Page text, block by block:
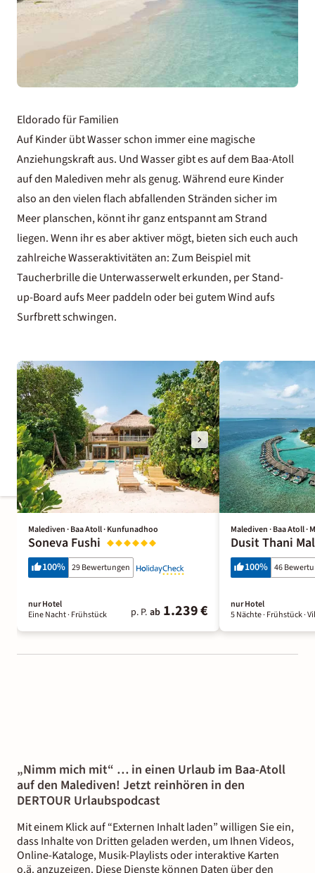
Eldorado für Familien
Auf Kinder übt Wasser schon immer eine magische
Anziehungskraft aus. Und Wasser gibt es auf dem Baa-Atoll
auf den Malediven mehr als genug. Während eure Kinder
also an den vielen flach abfallenden Stränden sicher im
Meer planschen, könnt ihr ganz entspannt am Strand
liegen. Wenn ihr es aber aktiver mögt, bieten sich euch auch
zahlreiche Wasseraktivitäten an: Zum Beispiel mit
Taucherbrille die Unterwasserwelt erkunden, per Stand-
up-Board aufs Meer paddeln oder bei gutem Wind aufs
Surfbrett schwingen.
Malediven · Baa Atoll · Kunfunadhoo
Soneva Fushi
100% 29 Bewertungen
nur Hotel
Eine Nacht· Frühstück p. P. ab 1.239 €
Malediven · Baa Atoll ·
Dusit Thani
100% 46
nur Hotel
5 Nächte· Frühstück·
„Nimm mich mit“ … in einen Urlaub im Baa-Atoll
auf den Malediven! Jetzt reinhören in den
DERTOUR Urlaubspodcast
Mit einem Klick auf “Externen Inhalt laden” willigen Sie ein,
dass Inhalte von Dritten geladen werden, um Ihnen Videos,
Online-Kataloge, Musik-Playlists oder interaktive Karten
o.ä. anzuzeigen. Diese Dienste können Daten über den